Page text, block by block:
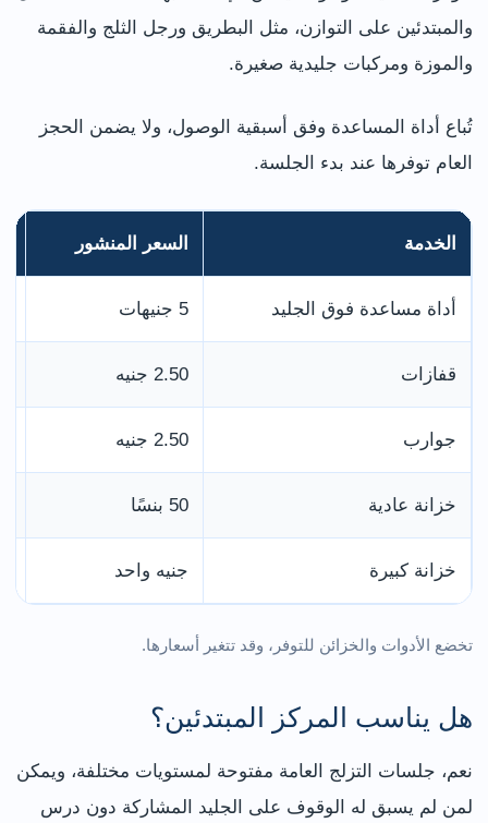
والمبتدئين على التوازن، مثل البطريق ورجل الثلج والفقمة
والموزة ومركبات جليدية صغيرة.
تُباع أداة المساعدة وفق أسبقية الوصول، ولا يضمن الحجز
العام توفرها عند بدء الجلسة.
الخدمة السعر المنشور
أداة مساعدة فوق الجليد 5 جنيهات
قفازات 2.50 جنيه
جوارب 2.50 جنيه
خزانة عادية 50 بنسًا
خزانة كبيرة جنيه واحد
تخضع الأدوات والخزائن للتوفر، وقد تتغير أسعارها.
هل يناسب المركز المبتدئين؟
نعم، جلسات التزلج العامة مفتوحة لمستويات مختلفة، ويمكن
لمن لم يسبق له الوقوف على الجليد المشاركة دون درس